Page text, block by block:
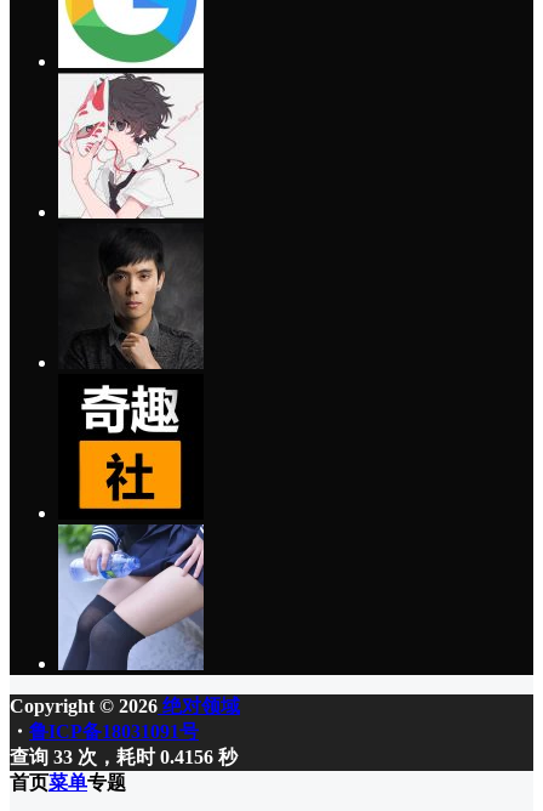
Copyright © 2026 绝对领域
・ 鲁ICP备18031091号
查询 33 次，耗时 0.4156 秒
首页菜单专题